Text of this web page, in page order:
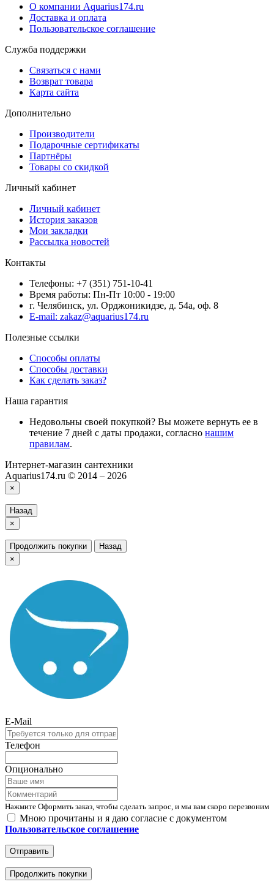
О компании Aquarius174.ru
Доставка и оплата
Пользовательское соглашение
Служба поддержки
Связаться с нами
Возврат товара
Карта сайта
Дополнительно
Производители
Подарочные сертификаты
Партнёры
Товары со скидкой
Личный кабинет
Личный кабинет
История заказов
Мои закладки
Рассылка новостей
Контакты
Телефоны: +7 (351) 751-10-41
Время работы: Пн-Пт 10:00 - 19:00
г. Челябинск, ул. Орджоникидзе, д. 54а, оф. 8
E-mail: zakaz@aquarius174.ru
Полезные ссылки
Способы оплаты
Способы доставки
Как сделать заказ?
Наша гарантия
Недовольны своей покупкой? Вы можете вернуть ее в
течение 7 дней с даты продажи, согласно нашим
правилам.
Интернет-магазин сантехники
Aquarius174.ru © 2014 – 2026
×
Назад
×
Продолжить покупки
Назад
×
E-Mail
Телефон
Опционально
Нажмите Оформить заказ, чтобы сделать запрос, и мы вам скоро перезвоним
Мною прочитаны и я даю согласие с документом
Пользовательское соглашение
Отправить
Продолжить покупки